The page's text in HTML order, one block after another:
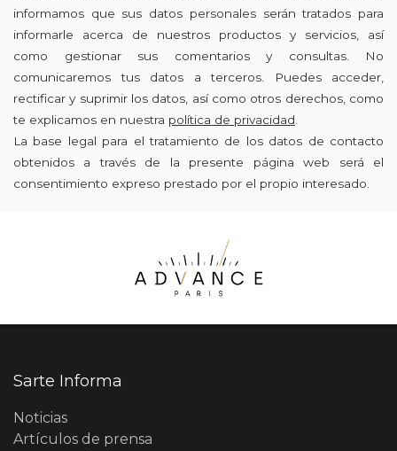
informamos que sus datos personales serán tratados para
informarle acerca de nuestros productos y servicios, así
como gestionar sus comentarios y consultas. No
comunicaremos tus datos a terceros. Puedes acceder,
rectificar y suprimir los datos, así como otros derechos, como
te explicamos en nuestra política de privacidad
La base legal para el tratamiento de los datos de contacto
obtenidos a través de la presente página web será el
consentimiento expreso prestado por el propio interesado.
Sarte Informa
Noticias
Artículos de prensa